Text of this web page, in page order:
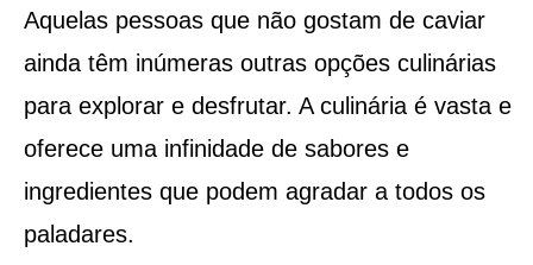
Aquelas pessoas que não gostam de caviar
ainda têm inúmeras outras opções culinárias
para explorar e desfrutar. A culinária é vasta e
oferece uma infinidade de sabores e
ingredientes que podem agradar a todos os
paladares.